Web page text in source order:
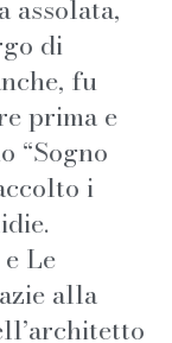
assolata,
di
fu
prima e
“Sogno
i
Le
alla